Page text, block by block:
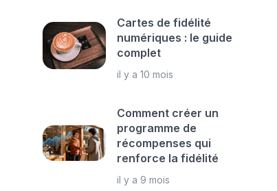
Cartes de fidélité
numériques : le guide
complet
il y a 10 mois
Comment créer un
programme de
récompenses qui
renforce la fidélité
il y a 9 mois